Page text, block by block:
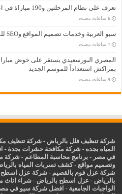
تعرف على نظام المرحلتين و190 مباراة في انطلاقة الدوري المصري 2026-2027
‏6 ساعات مضت
سيو العربية وخدمات تصميم المواقع وSEO للشركات السعودية
‏7 ساعات مضت
المصري البورسعيدي يستقر على خوض
بمراكش استعداداً للموسم الجديد
‏9 ساعات مضت
شركة تنظيف فلل بالرياض -شركة تنظيف
المياه بجده -شركة مكافحة حشرات بجدة -
في مصر - برنامج محاسبة المطاعم -شركة
وتصميم مواقع -كشف تسربات المياه
شركة عزل فوم بالقصيم -شركة عزل اسطح
بالرياض - عزل اسطح بالرياض -شراء اثاث
الواجبات الجامعية - افضل شركة سيو في